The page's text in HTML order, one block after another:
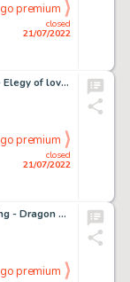
closed
21/07/2022
go premium
Kanzaki - 2x Planche originale - Elegy of love and revenge - (2013)
closed
21/07/2022
go premium
Cabral, Ciruelo - Original painting - Dragon D-339C
go premium